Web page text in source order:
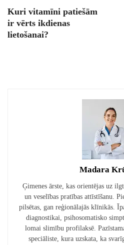
Kuri vitamīni patiešām
ir vērts ikdienas
lietošanai?
Madara
Ģimenes ārste, kas orientējas uz
un veselības pratības attīstīšanu.
pilsētas, gan reģionālajās klīnikās.
diagnostikai, psihosomatisko
lomai slimību profilaksē.
speciāliste, kura uzskata, ka